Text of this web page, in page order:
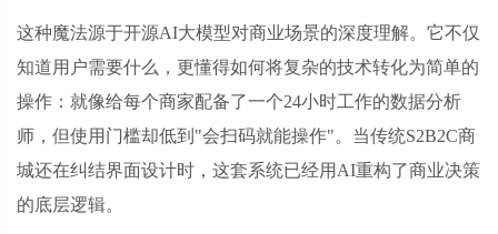
这种魔法源于开源AI大模型对商业场景的深度理解。它不仅
知道用户需要什么，更懂得如何将复杂的技术转化为简单的
操作：就像给每个商家配备了一个24小时工作的数据分析
师，但使用门槛却低到"会扫码就能操作"。当传统S2B2C商
城还在纠结界面设计时，这套系统已经用AI重构了商业决策
的底层逻辑。